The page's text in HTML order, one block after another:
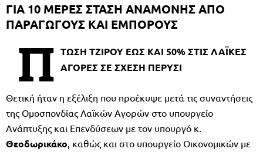
ΓΙΑ 10 ΜΕΡΕΣ ΣΤΑΣΗ ΑΝΑΜΟΝΗΣ ΑΠΟ
ΠΑΡΑΓΩΓΟΥΣ ΚΑΙ ΕΜΠΟΡΟΥΣ
Π ΤΩΣΗ ΤΖΙΡΟΥ ΕΩΣ ΚΑΙ 50% ΣΤΙΣ ΛΑΪΚΕΣ
ΑΓΟΡΕΣ ΣΕ ΣΧΕΣΗ ΠΕΡΥΣΙ
Θετική ήταν η εξέλιξη που προέκυψε μετά τις συναντήσεις
της Ομοσπονδίας Λαϊκών Αγορών στο υπουργείο
Ανάπτυξης και Επενδύσεων με τον υπουργό κ.
Θεοδωρικάκο , καθώς και στο υπουργείο Οικονομικών με